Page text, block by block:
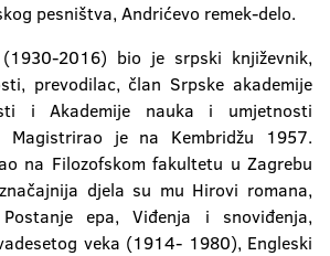
pesništva, Andrićevo remek-delo.
2016) bio je srpski književnik,
prevodilac, član Srpske akademije
i Akademije nauka i umjetnosti
Magistrirao je na Kembridžu 1957.
na Filozofskom fakultetu u Zagrebu
djela su mu Hirovi romana,
epa, Viđenja i snoviđenja,
veka (1914- 1980), Engleski